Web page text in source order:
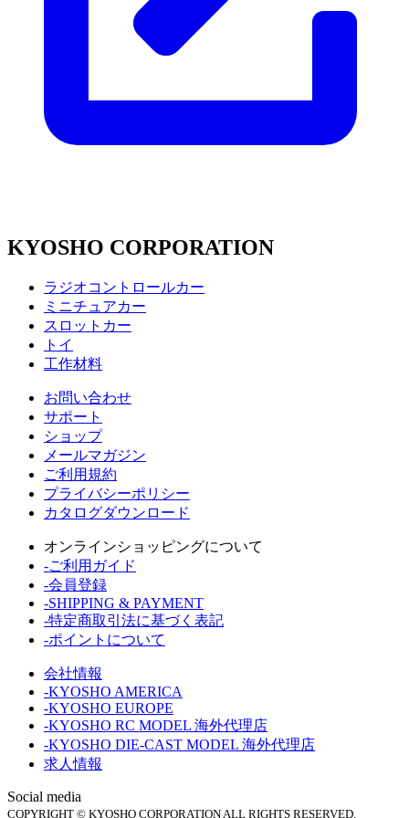
KYOSHO CORPORATION
ラジオコントロールカー
ミニチュアカー
スロットカー
トイ
工作材料
お問い合わせ
サポート
ショップ
メールマガジン
ご利用規約
プライバシーポリシー
カタログダウンロード
オンラインショッピングについて
-ご利用ガイド
-会員登録
-SHIPPING & PAYMENT
-特定商取引法に基づく表記
-ポイントについて
会社情報
-KYOSHO AMERICA
-KYOSHO EUROPE
-KYOSHO RC MODEL 海外代理店
-KYOSHO DIE-CAST MODEL 海外代理店
求人情報
Social media
COPYRIGHT © KYOSHO CORPORATION ALL RIGHTS RESERVED.